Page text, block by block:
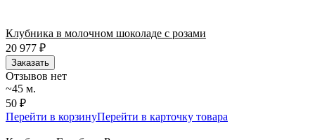
Клубника в молочном шоколаде с розами
20 977 ₽
Заказать
Отзывов нет
~45 м.
50 ₽
Перейти в корзинуПерейти в карточку товара